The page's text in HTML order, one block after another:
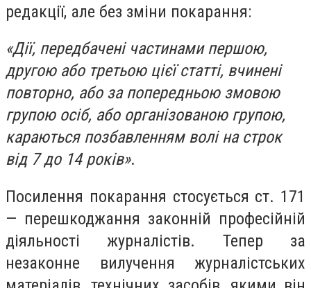
редакції, але без зміни покарання:
«Дії, передбачені частинами першою,
другою або третьою цієї статті, вчинені
повторно, або за попередньою змовою
групою осіб, або організованою групою,
караються позбавленням волі на строк
від 7 до 14 років».
Посилення покарання стосується ст. 171
— перешкоджання законній професійній
діяльності журналістів. Тепер за
незаконне вилучення журналістських